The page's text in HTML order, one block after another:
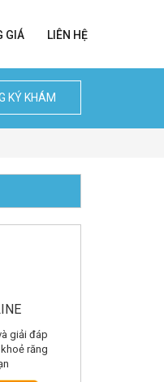
GIÁ LIÊN HỆ
KÝ KHÁM
giải đáp
răng